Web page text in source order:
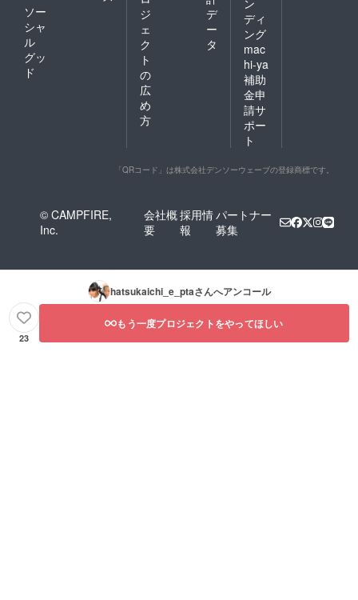
ソー
シャ
ル
グッ
ド
ジ
ェ
ク
ト
の
広
め
方
デ
ー
タ
ン
ディ
ング
mac
hi-ya
補助
金申
請サ
ポー
ト
「QRコード」は株式会社デンソーウェーブの登録商標です。
© CAMPFIRE,
Inc.
会社概
要
採用情
報
パートナー
募集
hatsukaichi_e_ptaさんへアンコール
23
もう一度プロジェクトをやってほしい